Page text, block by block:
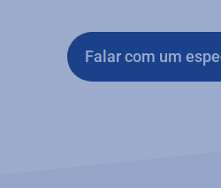
Falar com um